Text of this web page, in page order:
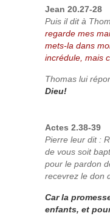
Jean 20.27-28
Puis il dit à
regarde mes
mets-la dans
incrédule, mais
Thomas lui
Dieu!
Actes 2.38-39
Pierre leur dit :
de vous soit
pour le pardon
recevrez le don
Car la
enfants, et